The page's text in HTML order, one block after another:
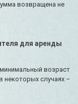
возвращена не
для аренды
возраст
некоторых случаях –